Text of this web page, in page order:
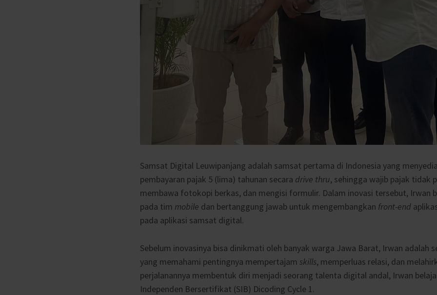
Samsat Digital Leuwipanjang adalah samsat pertama di Indonesia yang
pembayaran pajak 5 (lima) tahunan secara drive thru, sehingga wajib pajak tidak
membawa fotokopi berkas, dan mengisi formulir. Dalam inovasi tersebut, Irwan
pada tim mobile dan bertanggung jawab untuk mengembangkan front-end
pada aplikasi samsat digital.
Sebelum inovasinya bisa dinikmati oleh banyak warga Jawa Barat, Irwan adalah
yang memahami pentingnya mempertajam skills, memperluas relasi, dan
perjalanannya membentuk diri menjadi seorang talenta digital andal, Irwan
Independen Bersertifikat (SIB) Dicoding Cycle 1.